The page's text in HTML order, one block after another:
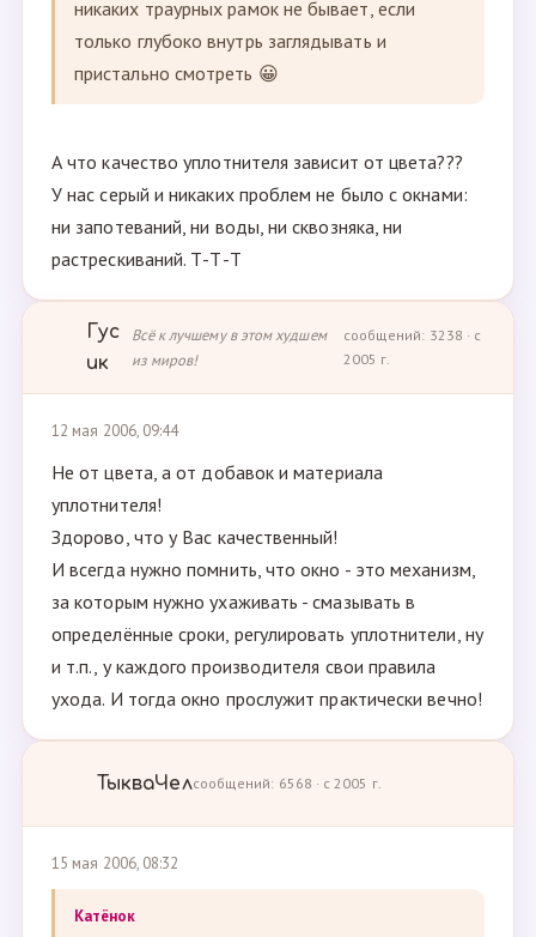
никаких траурных рамок не бывает, если
только глубоко внутрь заглядывать и
пристально смотреть 😀
А что качество уплотнителя зависит от цвета???
У нас серый и никаких проблем не было с окнами:
ни запотеваний, ни воды, ни сквозняка, ни
растрескиваний. Т-Т-Т
Гус
ик
Всё к лучшему в этом худшем
из миров!
сообщений: 3238 · с
2005 г.
12 мая 2006, 09:44
Не от цвета, а от добавок и материала
уплотнителя!
Здорово, что у Вас качественный!
И всегда нужно помнить, что окно - это механизм,
за которым нужно ухаживать - смазывать в
определённые сроки, регулировать уплотнители, ну
и т.п., у каждого производителя свои правила
ухода. И тогда окно прослужит практически вечно!
ТыкваЧелсообщений: 6568 · с 2005 г.
15 мая 2006, 08:32
Катёнок